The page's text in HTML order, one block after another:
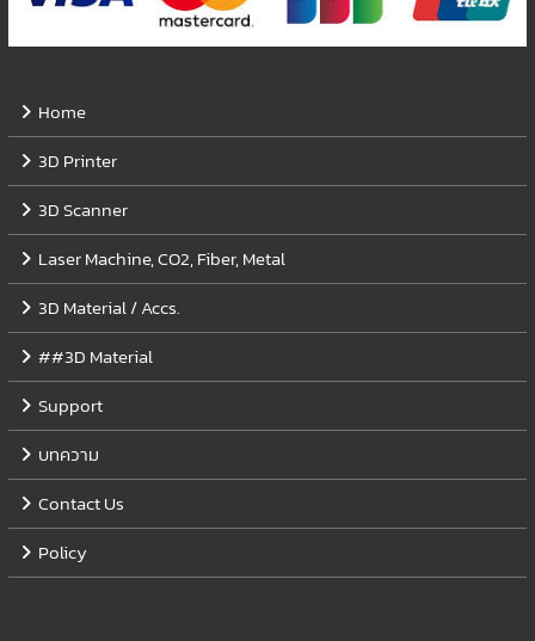
Home
3D Printer
3D Scanner
Laser Machine, CO2, Fiber, Metal
3D Material / Accs.
##3D Material
Support
บทความ
Contact Us
Policy